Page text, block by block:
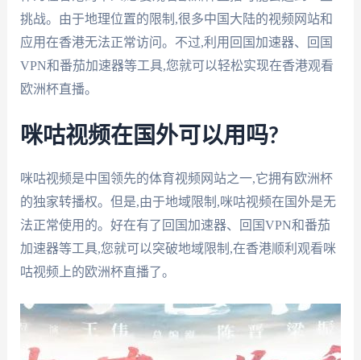
挑战。由于地理位置的限制,很多中国大陆的视频网站和
应用在香港无法正常访问。不过,利用回国加速器、回国
VPN和番茄加速器等工具,您就可以轻松实现在香港观看
欧洲杯直播。
咪咕视频在国外可以用吗?
咪咕视频是中国领先的体育视频网站之一,它拥有欧洲杯
的独家转播权。但是,由于地域限制,咪咕视频在国外是无
法正常使用的。好在有了回国加速器、回国VPN和番茄
加速器等工具,您就可以突破地域限制,在香港顺利观看咪
咕视频上的欧洲杯直播了。